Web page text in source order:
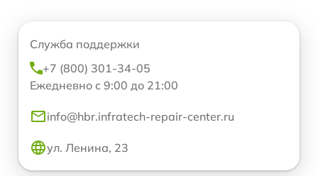
Служба поддержки
+7 (800) 301-34-05
Ежедневно с 9:00 до 21:00
info@hbr.infratech-repair-center.ru
ул. Ленина, 23